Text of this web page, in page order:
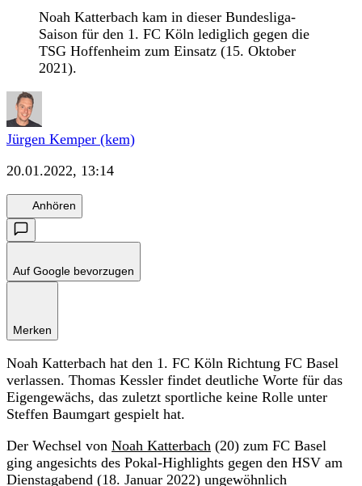
Noah Katterbach kam in dieser Bundesliga-
Saison für den 1. FC Köln lediglich gegen die
TSG Hoffenheim zum Einsatz (15. Oktober
2021).
Jürgen Kemper (kem)
20.01.2022, 13:14
Anhören
Auf Google bevorzugen
Merken
Noah Katterbach hat den 1. FC Köln Richtung FC Basel
verlassen. Thomas Kessler findet deutliche Worte für das
Eigengewächs, das zuletzt sportliche keine Rolle unter
Steffen Baumgart gespielt hat.
Der Wechsel von Noah Katterbach (20) zum FC Basel
ging angesichts des Pokal-Highlights gegen den HSV am
Dienstagabend (18. Januar 2022) ungewöhnlich